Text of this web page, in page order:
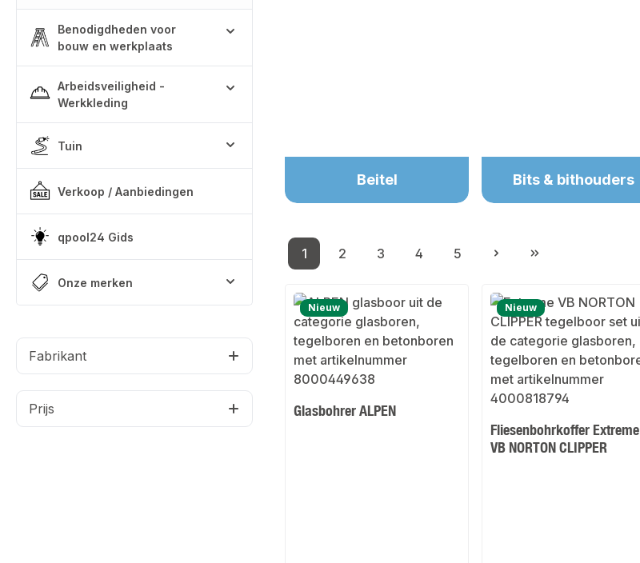
Benodigdheden voor
bouw en werkplaats
Arbeidsveiligheid -
Werkkleding
Tuin
Verkoop / Aanbiedingen
qpool24 Gids
Onze merken
Fabrikant
Prijs
Beitel Bits & bithouders
Pagina
1
Pagina
2
Pagina
3
Pagina
4
Pagina
5
Nieuw
Glasbohrer ALPEN
Nieuw
Fliesenbohrkoffer Extreme
VB NORTON CLIPPER